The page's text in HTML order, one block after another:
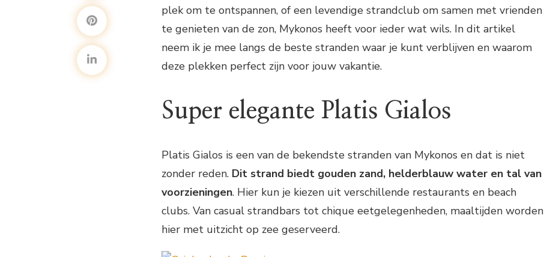
plek om te ontspannen, of een levendige strandclub om samen met vrienden
te genieten van de zon, Mykonos heeft voor ieder wat wils. In dit artikel
neem ik je mee langs de beste stranden waar je kunt verblijven en waarom
deze plekken perfect zijn voor jouw vakantie.
Super elegante Platis Gialos
Platis Gialos is een van de bekendste stranden van Mykonos en dat is niet
zonder reden. Dit strand biedt gouden zand, helderblauw water en tal van
voorzieningen. Hier kun je kiezen uit verschillende restaurants en beach
clubs. Van casual strandbars tot chique eetgelegenheden, maaltijden worden
hier met uitzicht op zee geserveerd.